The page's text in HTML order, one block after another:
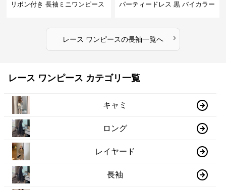
リボン付き 長袖ミニワンピース
パーティードレス 黒 バイカラー
レース ワンピースの長袖一覧へ ›
レース ワンピース カテゴリ一覧
キャミ
ロング
レイヤード
長袖